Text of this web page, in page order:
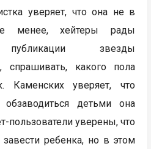
уверяет, что она не в
менее, хейтеры рады
публикации звезды
спрашивать, какого пола
Каменских уверяет, что
детьми она
пользователи уверены, что
ребенка, но в этом